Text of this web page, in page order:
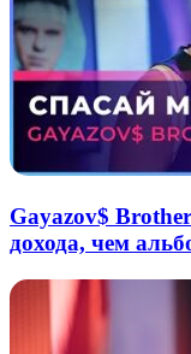
Gayazov$
дохода, чем